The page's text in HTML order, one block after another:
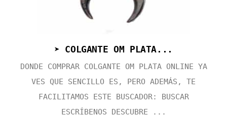
➤ COLGANTE OM PLATA...
DONDE COMPRAR COLGANTE OM PLATA ONLINE YA
VES QUE SENCILLO ES, PERO ADEMÁS, TE
FACILITAMOS ESTE BUSCADOR: BUSCAR
ESCRÍBENOS DESCUBRE ...